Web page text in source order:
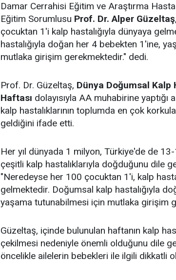
Damar Cerrahisi Eğitim ve Araştırma
Eğitim Sorumlusu Prof. Dr. Alper Güzeltaş
çocuktan 1'i kalp hastalığıyla dünyaya
hastalığıyla doğan her 4 bebekten 1'ine,
mutlaka girişim gerekmektedir." dedi.
Prof. Dr. Güzeltaş, Dünya Doğumsal Kalp
Haftası dolayısıyla AA muhabirine yaptığı
kalp hastalıklarının toplumda en çok
geldiğini ifade etti.
Her yıl dünyada 1 milyon, Türkiye'de de
çeşitli kalp hastalıklarıyla doğduğunu dile
"Neredeyse her 100 çocuktan 1'i, kalp
gelmektedir. Doğumsal kalp hastalığıyla
yaşama tutunabilmesi için mutlaka girişim
Güzeltaş, içinde bulunulan haftanın kalp
çekilmesi nedeniyle önemli olduğunu dile
öncelikle ailelerin bebekleri ile ilgili dikkatli